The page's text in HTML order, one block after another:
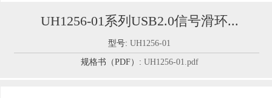
UH1256-01系列USB2.0信号滑环...
型号:UH1256-01
规格书（PDF）: UH1256-01.pdf